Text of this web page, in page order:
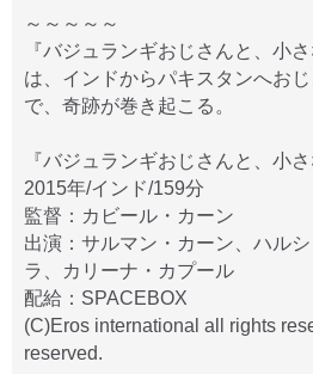
～～～～～
『バジュランギおじさんと、小
は、インドからパキスタンへお
で、奇跡が巻き起こる。
『バジュランギおじさんと、小さ
2015年/インド/159分
監督：カビール・カーン
出演：サルマン・カーン、ハル
ラ、カリーナ・カプール
配給：SPACEBOX
(C)Eros international all rights
reserved.